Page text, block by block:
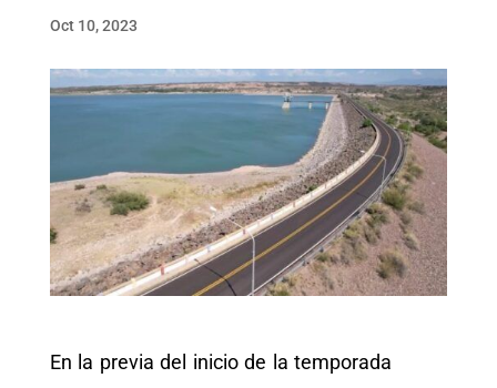
Oct 10, 2023
En la previa del inicio de la temporada